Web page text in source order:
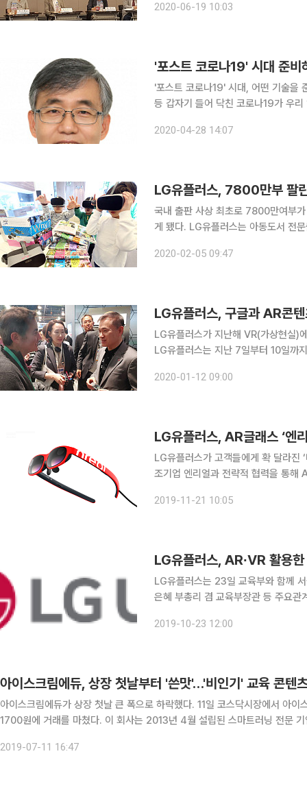
2020-06-19 10:03
'포스트 코로나19' 시대 준
'포스트 코로나19' 시대, 어떤 기술을 준비해야 할까? 온라인 개학, 재
등 갑자기 들어 닥친 코로나19가 우
기술기획평가원(KISTEP)은 29일 오
2020-04-28 14:07
LG유플러스, 7800만부 팔
국내 출판 사상 최초로 7800만여부
게 됐다. LG유플러스는 아동도서 전문출판 기업 예림당과 손잡고 초등학생 학습만화 ‘Why?’를 3D
이들의 눈높이로 흥미롭게 풀어낸
2020-02-05 09:47
LG유플러스, 구글과 AR콘
LG유플러스가 지난해 VR(가상현실)
LG유플러스는 지난 7일부터 10일까
출자하는 AR콘텐츠 펀드를 즉시 조성
2020-01-12 09:00
LG유플러스, AR글래스 ‘엔
LG유플러스가 고객들에게 확 달라진 ‘미디어 경험’을 제
조기업 엔리얼과 전략적 협력을 통
는 웨어러블 디바이스로 가장 큰 특징
2019-11-21 10:05
LG유플러스, AR∙VR 활용
LG유플러스는 23일 교육부와 함께
은혜 부총리 겸 교육부장관 등 주요관
과과정에 필요한 견학∙체험 학습 등
2019-10-23 12:00
아이스크림에듀, 상장 첫날부터 '쓴맛'…'비인기' 교육 콘텐
아이스크림에듀가 상장 첫날 큰 폭으로 하락했다. 11일 코스닥시장에서 아이스크림에듀는 시초가(1만4350원) 대비 18.47% 내린 1만
1700원에 거래를 마쳤다. 이 회사는 2013년 4월 설립된 스마트러닝 전문 기업으로 핵심 분야는 디지털 교육 콘텐츠 및 학습 분석 소프트
2019-07-11 16:47